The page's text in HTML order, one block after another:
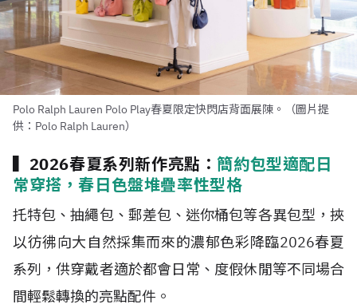
Polo Ralph Lauren Polo Play春夏限定快閃店背面展陳。（圖片提
供：Polo Ralph Lauren）
▍2026春夏系列新作亮點：簡約包型適配日
常穿搭，春日色盤堆疊率性型格
托特包、抽繩包、郵差包、迷你桶包等各異包型，挾
以彷彿向大自然採集而來的濃郁色彩降臨2026春夏
系列，供穿戴者適於都會日常、度假休閒等不同場合
間輕鬆轉換的亮點配件。